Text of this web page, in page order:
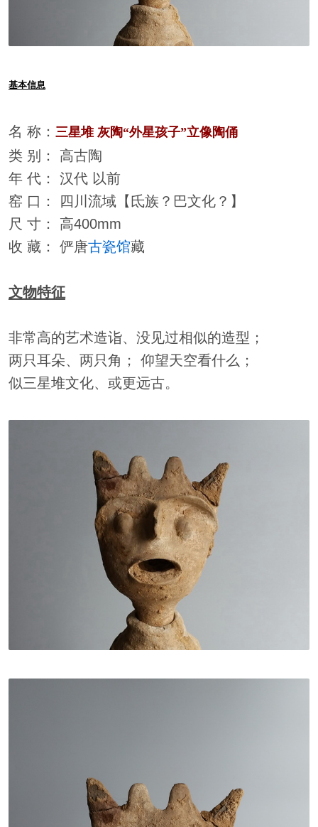
基本信息
名 称： 三星堆 灰陶“外星孩子”立像陶俑
类 别： 高古陶
年 代： 汉代 以前
窑 口： 四川流域【氐族？巴文化？】
尺 寸： 高400mm
收 藏： 俨唐古瓷馆藏
文物特征
非常高的艺术造诣、没见过相似的造型；
两只耳朵、两只角； 仰望天空看什么；
似三星堆文化、或更远古。